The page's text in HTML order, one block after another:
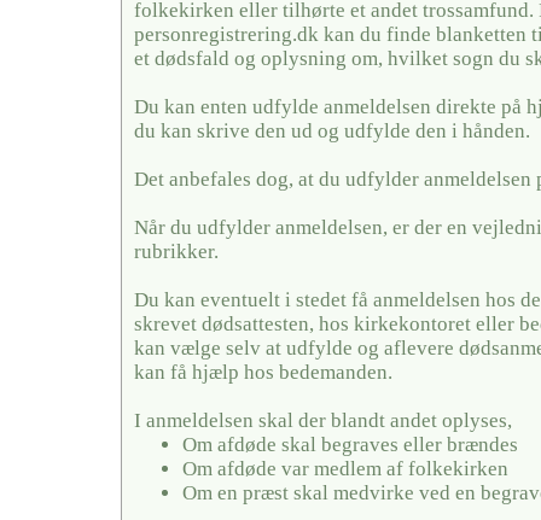
folkekirken eller tilhørte et andet trossamfund.
personregistrering.dk kan du finde blanketten
et dødsfald og oplysning om, hvilket sogn du
Du kan enten udfylde anmeldelsen direkte på
du kan skrive den ud og udfylde den i hånden.
Det anbefales dog, at du udfylder anmeldelsen
Når du udfylder anmeldelsen, er der en
rubrikker.
Du kan eventuelt i stedet få anmeldelsen hos
skrevet dødsattesten, hos kirkekontoret eller
kan vælge selv at udfylde og aflevere
kan få hjælp hos bedemanden.
I anmeldelsen skal der blandt andet oplyses,
Om afdøde skal begraves eller brændes
Om afdøde var medlem af folkekirken
Om en præst skal medvirke ved en